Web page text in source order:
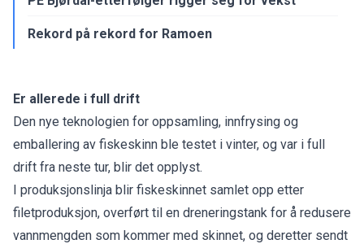
Rekord på rekord for Ramoen
Er allerede i full drift
Den nye teknologien for oppsamling, innfrysing og
emballering av fiskeskinn ble testet i vinter, og var i full
drift fra neste tur, blir det opplyst.
I produksjonslinja blir fiskeskinnet samlet opp etter
filetproduksjon, overført til en dreneringstank for å redusere
vannmengden som kommer med skinnet, og deretter sendt